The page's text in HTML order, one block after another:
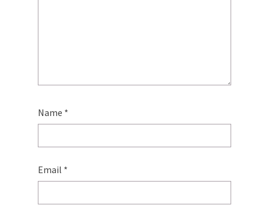
Name *
Email *